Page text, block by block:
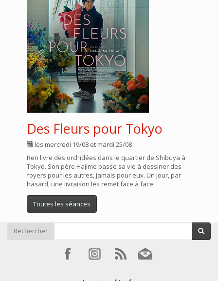
Des Fleurs pour Tokyo
les mercredi 19/08 et mardi 25/08
Ren livre des orchidées dans le quartier de Shibuya à
Tokyo. Son père Hajime passe sa vie à dessiner des
foyers pour les autres, jamais pour eux. Un jour, par
hasard, une livraison les remet face à face.
Toutes les séances
Rechercher